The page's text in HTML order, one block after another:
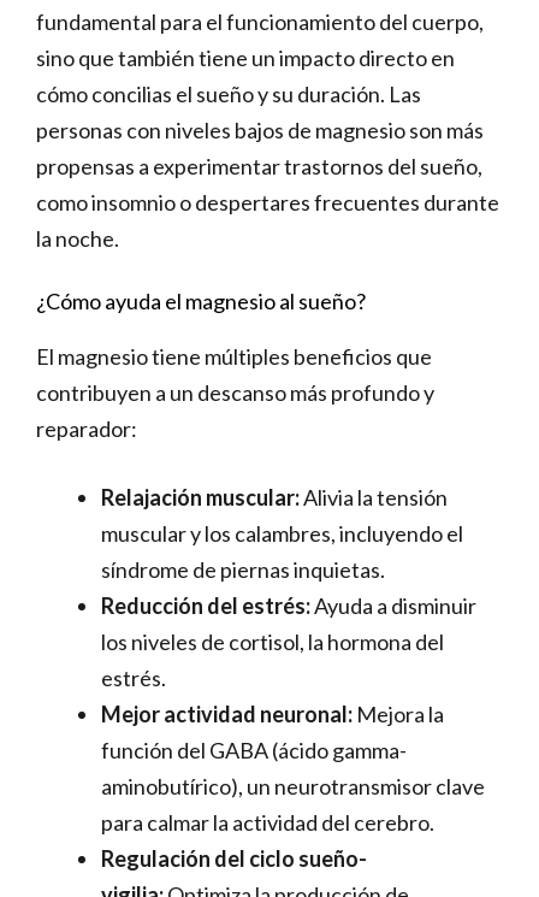
fundamental para el funcionamiento del cuerpo,
sino que también tiene un impacto directo en
cómo concilias el sueño y su duración. Las
personas con niveles bajos de magnesio son más
propensas a experimentar trastornos del sueño,
como insomnio o despertares frecuentes durante
la noche.
¿Cómo ayuda el magnesio al sueño?
El magnesio tiene múltiples beneficios que
contribuyen a un descanso más profundo y
reparador:
Relajación muscular:Alivia la tensión
muscular y los calambres, incluyendo el
síndrome de piernas inquietas.
Reducción del estrés:Ayuda a disminuir
los niveles de cortisol, la hormona del
estrés.
Mejor actividad neuronal: Mejora la
función del GABA (ácido gamma-
aminobutírico), un neurotransmisor clave
para calmar la actividad del cerebro.
Regulación del ciclo sueño-